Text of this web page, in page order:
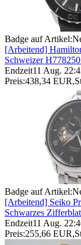
Badge auf Artikel:
[Arbeitend]
Schweizer
Endzeit11 Aug.
Preis:438,34 EUR,
Badge auf Artikel:
[Arbeitend] Seiko
Schwarzes
Endzeit11 Aug.
Preis:255,66 EUR,